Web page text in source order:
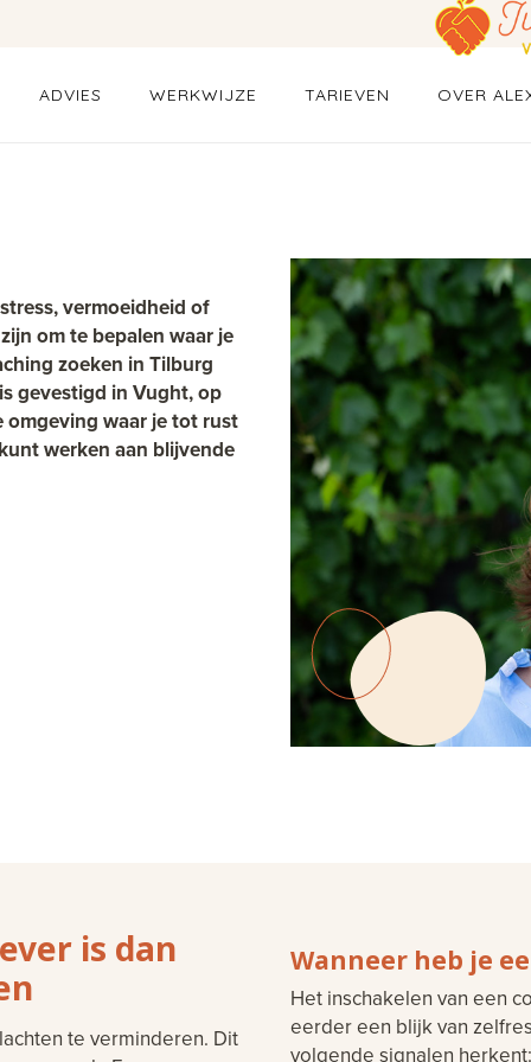
ADVIES WERKWIJZE TARIEVEN OVER
vermoeidheid of
om te bepalen waar je
zoeken in Tilburg
gevestigd in Vught, op
omgeving waar je tot rust
werken aan blijvende
is dan
te verminderen. Dit
Wanneer heb je
Het inschakelen van een
eerder een blijk van
volgende signalen herkent: